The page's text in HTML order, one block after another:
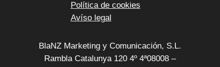
Política de cookies
Avíso legal
BlaNZ Marketing y Comunicación, S.L.
Rambla Catalunya 120 4º 4ª08008 –